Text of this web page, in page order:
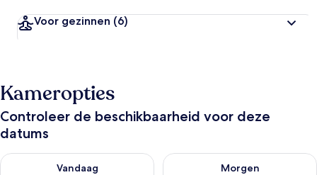
Voor gezinnen (6)
Kameropties
Controleer de beschikbaarheid voor deze
datums
Vandaag
De beschikbaarheid controleren voor vanavond aug 6 - aug 7
Morgen
De beschikbaarheid